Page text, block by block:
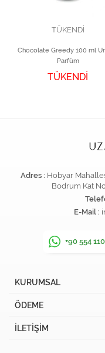
TÜKENDİ
Chocolate Greedy 100 ml
Parfüm
TÜKENDİ
Adres : Hobyar
Bodrum Kat
E-Mail :
+90 554
KURUMSAL
ÖDEME
İLETİŞİM